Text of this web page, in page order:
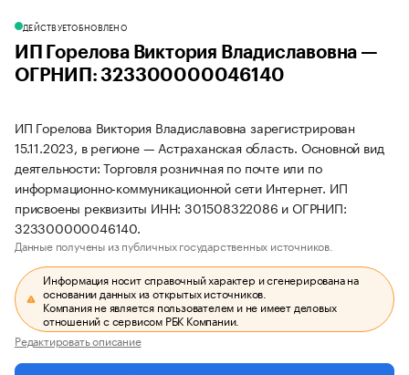
ДЕЙСТВУЕТОБНОВЛЕНО
ИП Горелова Виктория Владиславовна —
ОГРНИП: 323300000046140
ИП Горелова Виктория Владиславовна зарегистрирован
15.11.2023, в регионе — Астраханская область. Основной вид
деятельности: Торговля розничная по почте или по
информационно-коммуникационной сети Интернет. ИП
присвоены реквизиты ИНН: 301508322086 и ОГРНИП:
323300000046140.
Данные получены из публичных государственных источников.
Информация носит справочный характер и сгенерирована на
основании данных из открытых источников.
Компания не является пользователем и не имеет деловых
отношений с сервисом РБК Компании.
Редактировать описание